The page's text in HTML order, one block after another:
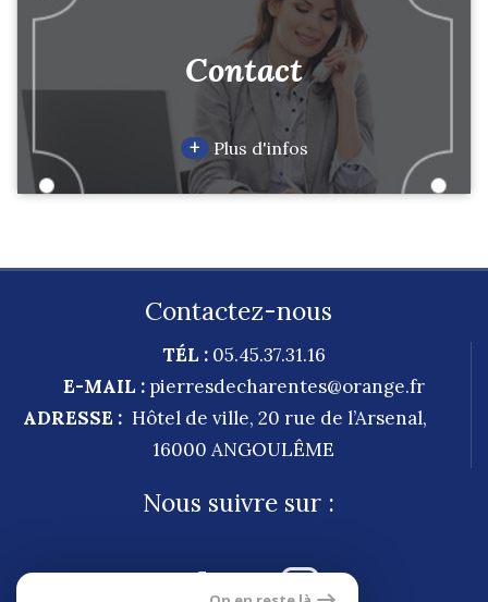
Contact
+ Plus d'infos
Contactez-nous
TÉL : 05.45.37.31.16
E-MAIL : pierresdecharentes@orange.fr
ADRESSE : Hôtel de ville, 20 rue de l’Arsenal,
16000 ANGOULÊME
Nous suivre sur :